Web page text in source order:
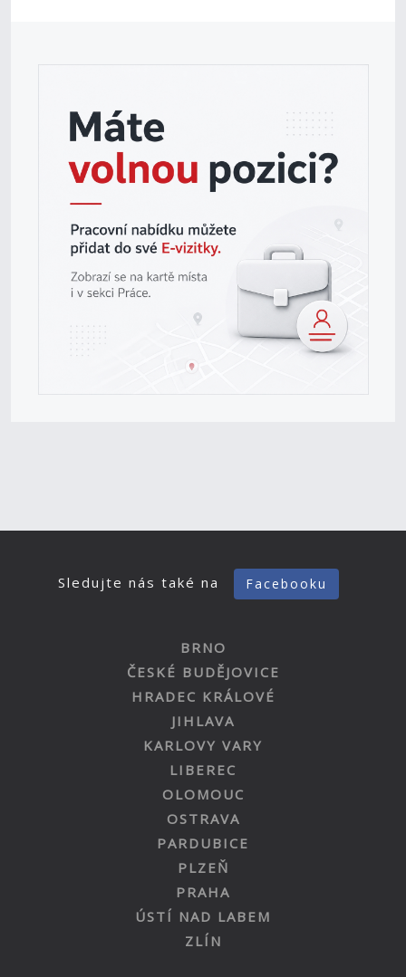
Sledujte nás také na Facebooku
BRNO
ČESKÉ BUDĚJOVICE
HRADEC KRÁLOVÉ
JIHLAVA
KARLOVY VARY
LIBEREC
OLOMOUC
OSTRAVA
PARDUBICE
PLZEŇ
PRAHA
ÚSTÍ NAD LABEM
ZLÍN